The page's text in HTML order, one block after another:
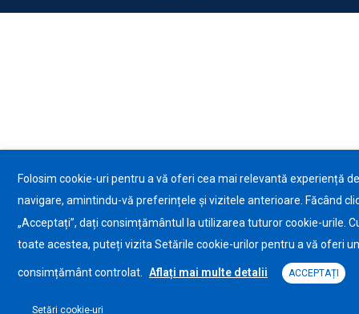
Folosim cookie-uri pentru a vă oferi cea mai relevantă experiență de
navigare, amintindu-vă preferințele și vizitele anterioare. Făcând
„Acceptați”, dați consimțământul la utilizarea tuturor cookie-urile.
toate acestea, puteți vizita Setările cookie-urilor pentru a vă oferi un
consimțământ controlat. Aflați mai multe detalii ACCEPTAȚI
Setări cookie-uri